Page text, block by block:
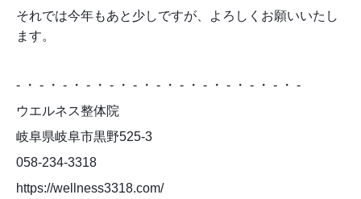
それでは今年もあと少しですが、よろしくお願いいたし
ます。
- ・ - ・ - ・ - ・ - ・ - ・ - ・ - ・ - ・ - ・ - ・ - ・ -
ウエルネス整体院
岐阜県岐阜市黒野525-3
058-234-3318
https://wellness3318.com/